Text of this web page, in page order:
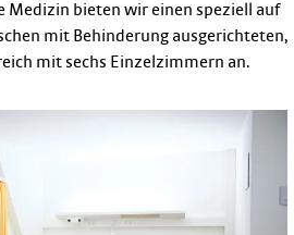
Medizin bieten wir einen speziell auf
mit Behinderung ausgerichteten,
mit sechs Einzelzimmern an.